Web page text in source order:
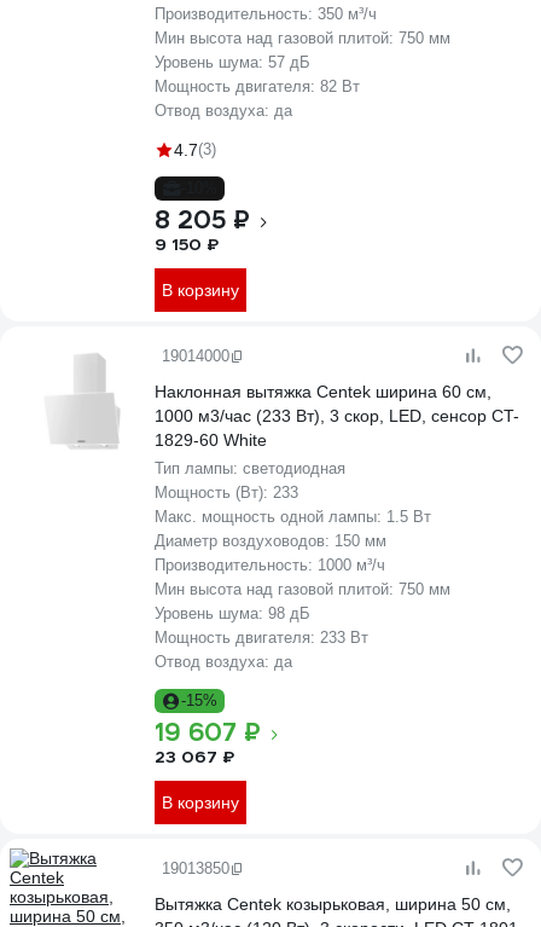
Производительность: 350 м³/ч
Мин высота над газовой плитой: 750 мм
Уровень шума: 57 дБ
Мощность двигателя: 82 Вт
Отвод воздуха: да
4.7(3)
8 205 ₽
9 150 ₽
В корзину
19014000
Наклонная вытяжка Centek ширина 60 см,
1000 м3/час (233 Вт), 3 скор, LED, сенсор CT-
1829-60 White
Тип лампы: светодиодная
Мощность (Вт): 233
Макс. мощность одной лампы: 1.5 Вт
Диаметр воздуховодов: 150 мм
Производительность: 1000 м³/ч
Мин высота над газовой плитой: 750 мм
Уровень шума: 98 дБ
Мощность двигателя: 233 Вт
Отвод воздуха: да
-15%
19 607 ₽
23 067 ₽
В корзину
19013850
Вытяжка Centek козырьковая, ширина 50 см,